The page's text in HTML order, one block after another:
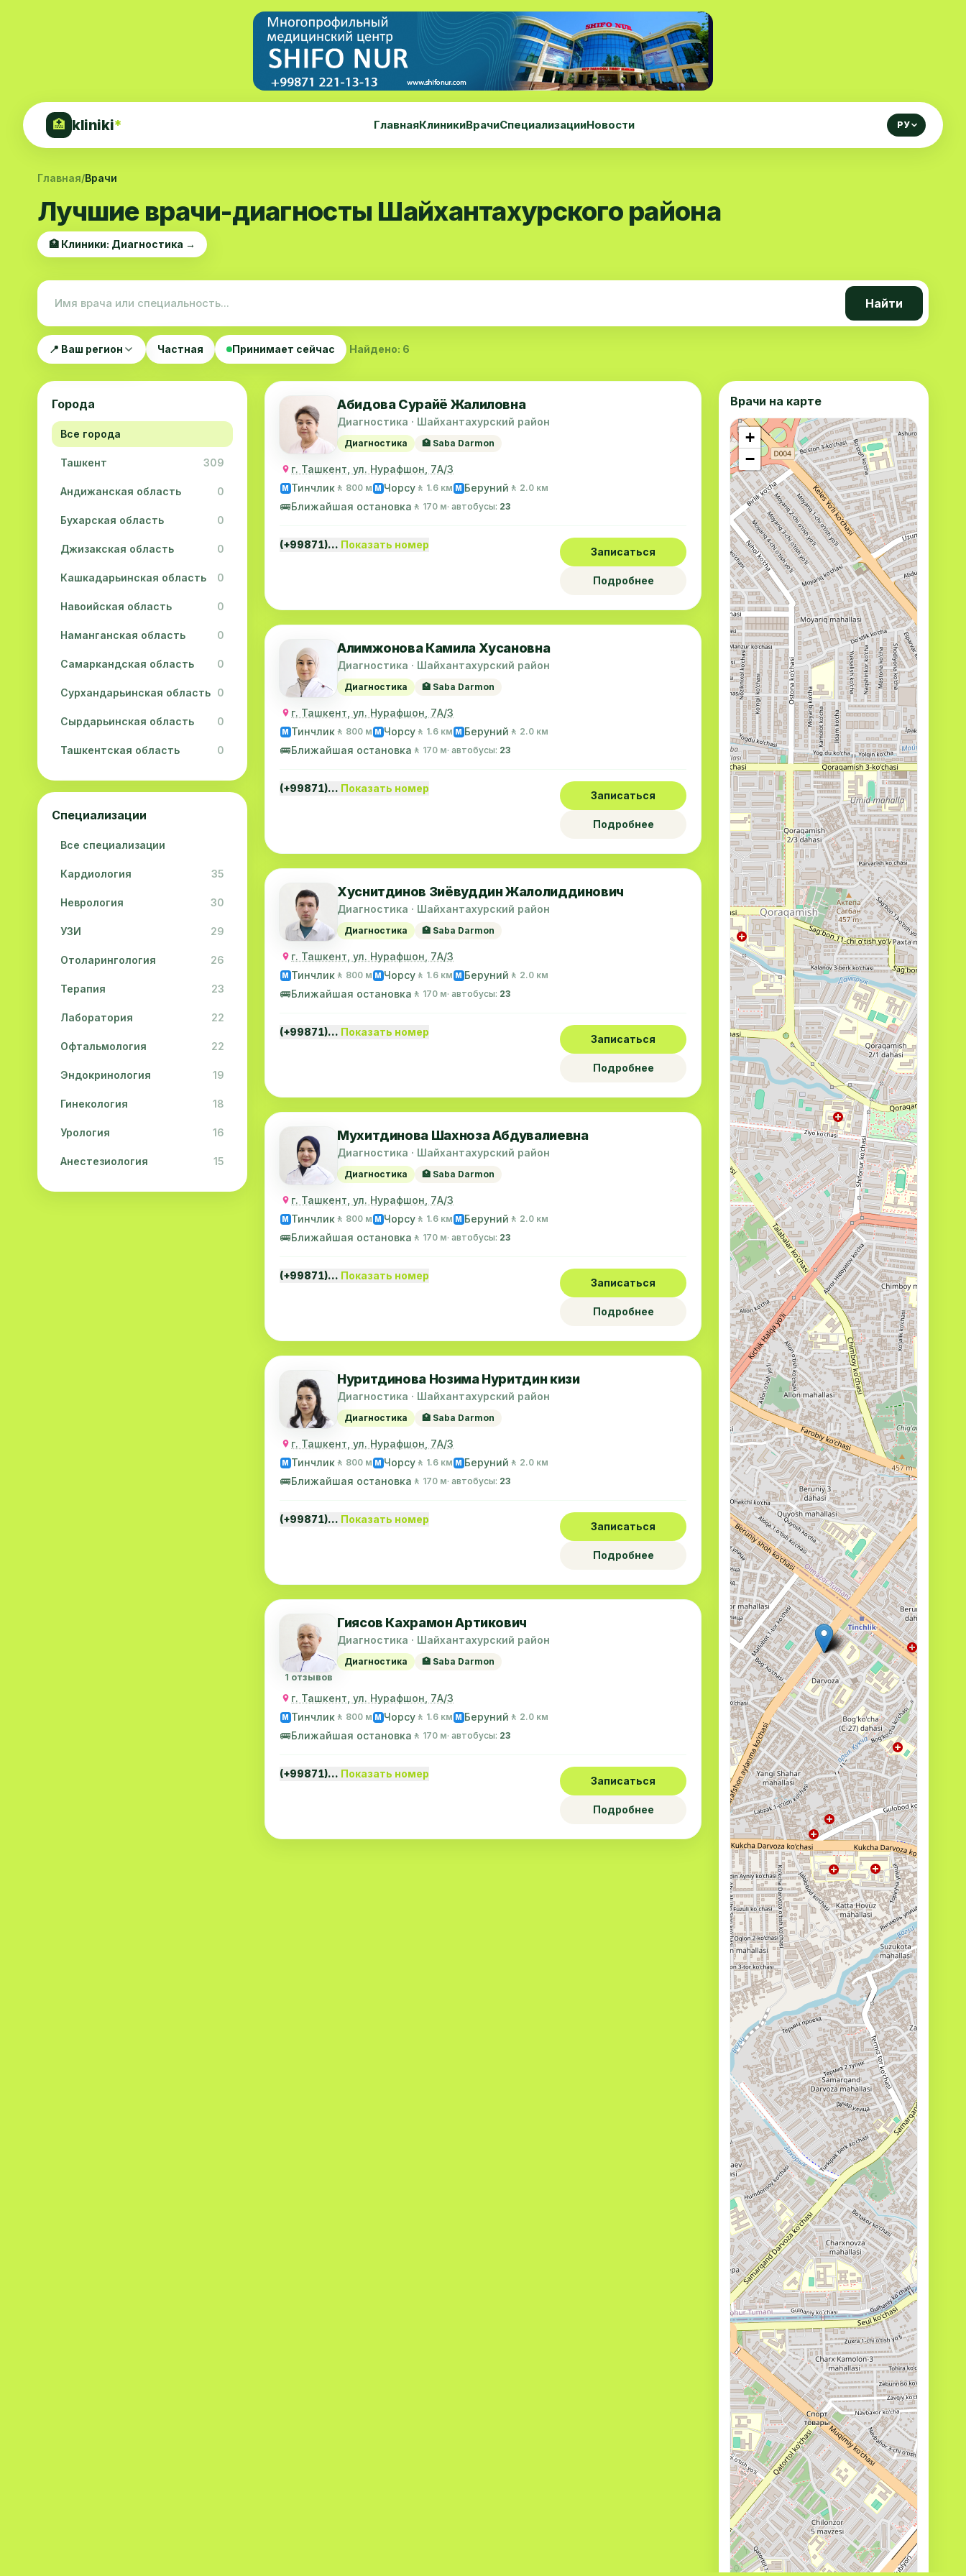
🏥 kliniki* ГлавнаяКлиникиВрачиСпециализацииНовости РУ
Главная/Врачи
Лучшие врачи-диагносты Шайхантахурского района
🏥 Клиники: Диагностика →
Найти
📍 Ваш регион Частная Принимает сейчас Найдено: 6
Города
Все города
Ташкент 309
Андижанская область 0
Бухарская область 0
Джизакская область 0
Кашкадарьинская область 0
Навоийская область 0
Наманганская область 0
Самаркандская область 0
Сурхандарьинская область 0
Сырдарьинская область 0
Ташкентская область 0
Ферганская область 0
Специализации
Все специализации
Кардиология 35
Неврология 30
УЗИ 29
Отоларингология 26
Терапия 23
Лаборатория 22
Офтальмология 22
Эндокринология 19
Гинекология 18
Урология 16
Анестезиология 15
Дерматология 15
Абидова Сурайё Жалиловна
Диагностика · Шайхантахурский район
Диагностика 🏥 Saba Darmon
г. Ташкент, ул. Нурафшон, 7А/3
M Тинчлик 🚶 800 м M Чорсу 🚶 1.6 км M Беруний 🚶 2.0 км
🚌Ближайшая остановка 🚶 170 м· автобусы: 23
(+99871)… Показать номер
Записаться
Подробнее
Алимжонова Камила Хусановна
Диагностика · Шайхантахурский район
Диагностика 🏥 Saba Darmon
г. Ташкент, ул. Нурафшон, 7А/3
M Тинчлик 🚶 800 м M Чорсу 🚶 1.6 км M Беруний 🚶 2.0 км
🚌Ближайшая остановка 🚶 170 м· автобусы: 23
(+99871)… Показать номер
Записаться
Подробнее
Хуснитдинов Зиёвуддин Жалолиддинович
Диагностика · Шайхантахурский район
Диагностика 🏥 Saba Darmon
г. Ташкент, ул. Нурафшон, 7А/3
M Тинчлик 🚶 800 м M Чорсу 🚶 1.6 км M Беруний 🚶 2.0 км
🚌Ближайшая остановка 🚶 170 м· автобусы: 23
(+99871)… Показать номер
Записаться
Подробнее
Мухитдинова Шахноза Абдувалиевна
Диагностика · Шайхантахурский район
Диагностика 🏥 Saba Darmon
г. Ташкент, ул. Нурафшон, 7А/3
M Тинчлик 🚶 800 м M Чорсу 🚶 1.6 км M Беруний 🚶 2.0 км
🚌Ближайшая остановка 🚶 170 м· автобусы: 23
(+99871)… Показать номер
Записаться
Подробнее
Нуритдинова Нозима Нуритдин кизи
Диагностика · Шайхантахурский район
Диагностика 🏥 Saba Darmon
г. Ташкент, ул. Нурафшон, 7А/3
M Тинчлик 🚶 800 м M Чорсу 🚶 1.6 км M Беруний 🚶 2.0 км
🚌Ближайшая остановка 🚶 170 м· автобусы: 23
(+99871)… Показать номер
Записаться
Подробнее
1 отзывов
Гиясов Кахрамон Артикович
Диагностика · Шайхантахурский район
Диагностика 🏥 Saba Darmon
г. Ташкент, ул. Нурафшон, 7А/3
M Тинчлик 🚶 800 м M Чорсу 🚶 1.6 км M Беруний 🚶 2.0 км
🚌Ближайшая остановка 🚶 170 м· автобусы: 23
(+99871)… Показать номер
Записаться
Подробнее
Врачи на карте
+
−